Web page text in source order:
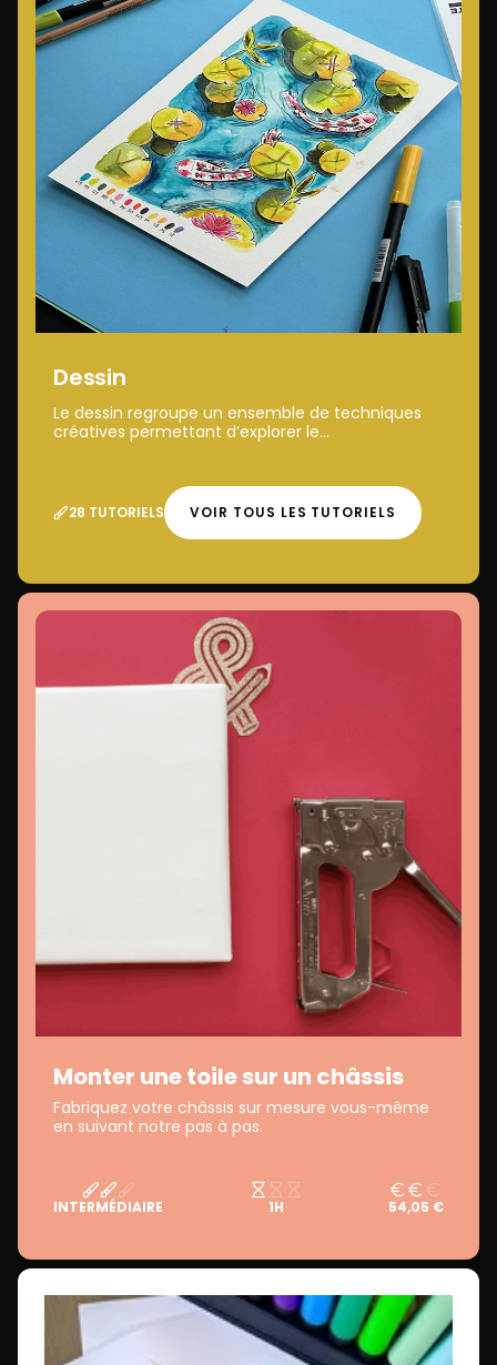
Dessin
Le dessin regroupe un ensemble de techniques
créatives permettant d’explorer le...
28 TUTORIELS VOIR TOUS LES TUTORIELS
Monter une toile sur un châssis
Fabriquez votre châssis sur mesure vous-même
en suivant notre pas à pas.
INTERMÉDIAIRE 1H 54,05 €